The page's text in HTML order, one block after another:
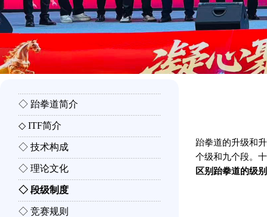
◇ 跆拳道简介
◇ ITF简介
◇ 技术构成
◇ 理论文化
◇ 段级制度
◇ 竞赛规则
跆拳道的升级和
个级和九个段。
区别跆拳道的级